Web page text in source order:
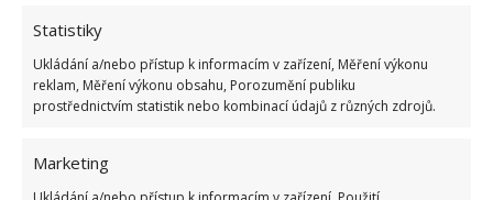
Statistiky
Ukládání a/nebo přístup k informacím v zařízení, Měření výkonu
reklam, Měření výkonu obsahu, Porozumění publiku
prostřednictvím statistik nebo kombinací údajů z různých zdrojů.
Marketing
Do redakce Bydlimeutulne.cz se
přidala během svých studií a práce